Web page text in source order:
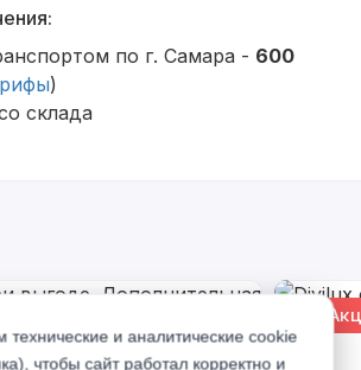
по г. Самара - 600
)
склада
%
и аналитические cookie
чтобы сайт работал корректно и